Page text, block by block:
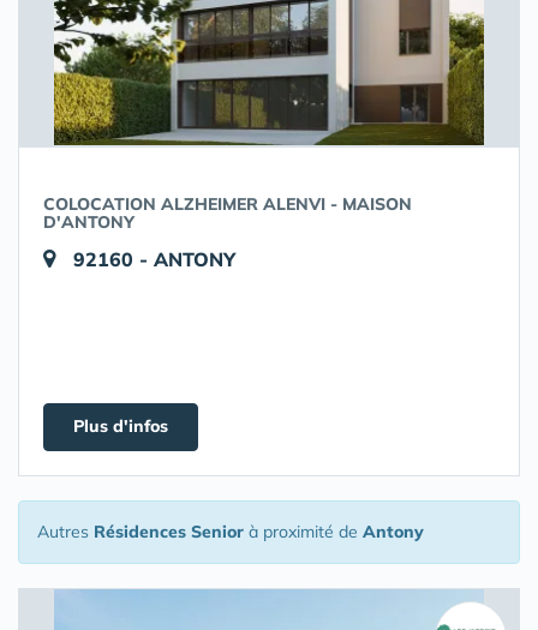
COLOCATION ALZHEIMER ALENVI - MAISON
D'ANTONY
92160 - ANTONY
Plus d'infos
Autres Résidences Senior à proximité de Antony